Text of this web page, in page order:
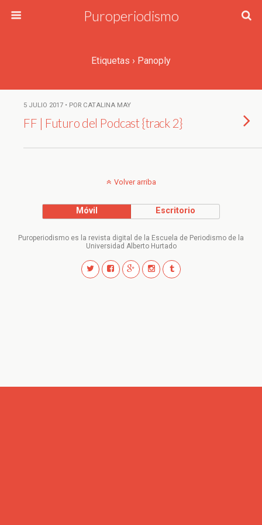
Puroperiodismo
Etiquetas › Panoply
5 JULIO 2017 • POR CATALINA MAY
FF | Futuro del Podcast {track 2}
Volver arriba
Móvil Escritorio
Puroperiodismo es la revista digital de la Escuela de Periodismo de la
Universidad Alberto Hurtado